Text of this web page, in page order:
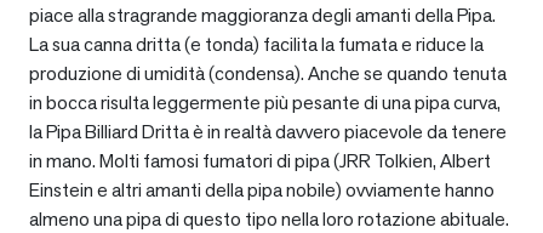
piace alla stragrande maggioranza degli amanti della Pipa.
La sua canna dritta (e tonda) facilita la fumata e riduce la
produzione di umidità (condensa). Anche se quando tenuta
in bocca risulta leggermente più pesante di una pipa curva,
la Pipa Billiard Dritta è in realtà davvero piacevole da tenere
in mano. Molti famosi fumatori di pipa (JRR Tolkien, Albert
Einstein e altri amanti della pipa nobile) ovviamente hanno
almeno una pipa di questo tipo nella loro rotazione abituale.